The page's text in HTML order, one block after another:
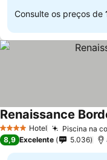
Consulte os preços de
4 EstrelasHotel Piscina na
Renaissance
8,9 Excelente 5.036